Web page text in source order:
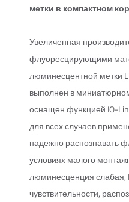
метки в компактном
Увеличенная
флуоресцирующими
люминесцентной метки
выполнен в
оснащен функцией IO-
для всех случаев
надежно распознавать
условиях малого
люминесценция слабая,
чувствительности,